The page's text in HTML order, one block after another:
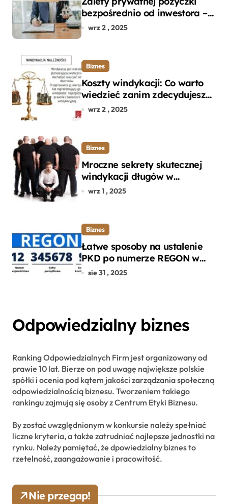
bezpośrednio od inwestora –
dlaczego warto?
wrz 2 , 2025
Biznes
Koszty windykacji: Co warto
wiedzieć zanim zdecydujesz
się na odzyskanie długu?
wrz 2 , 2025
Biznes
Mroczne sekrety skutecznej
windykacji długów w
departamencie windykacji
wrz 1 , 2025
Biznes
Łatwe sposoby na ustalenie
PKD po numerze REGON w
kilku prostych krokach
sie 31 , 2025
Odpowiedzialny biznes
Ranking Odpowiedzialnych Firm jest organizowany od
prawie 10 lat. Bierze on pod uwagę największe polskie
spółki i ocenia pod kątem jakości zarządzania społeczną
odpowiedzialnością biznesu. Tworzeniem takiego
rankingu zajmują się osoby z Centrum Etyki Biznesu.
By zostać uwzględnionym w konkursie należy spełniać
liczne kryteria, a także zatrudniać najlepsze jednostki na
rynku. Należy pamiętać, że dpowiedzialny biznes to
rzetelność, zaangażowanie i pracowitość.
Nie przegap!